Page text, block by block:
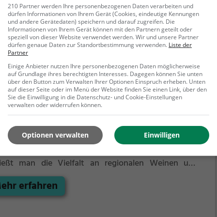
regionale Spezialitäten zu genießen. Egal ob man
auf deftige Hausmannskost oder saftige Steaks hat
dieser einladenden Buschenschank ist für jeden
etwas dabei. Wer das Besondere sucht, wird es
finden. Willkommen in der Buschenschenke
dem Ort, an dem Genuss großgeschrieben
Weingartner Brotbauer
2, 9334 Guttaring
der idyllischen Buschenschenke Weingartner
in Guttaring taucht man ein in eine gemütliche
und spürt das traditionelle Ambiente. Hier
man die Vielfalt an regionalen Weinen und
dazu eine Auswahl an hausgemachten
Ob deftige Brettljause, frisch gebackenes
herzhafte Aufstriche - für jeden Geschmack ist
erfahren
210 Partner werden Ihre personenbezogenen Daten verarbeiten und
dürfen Informationen von Ihrem Gerät (Cookies, eindeutige Kennungen
und andere Gerätedaten) speichern und darauf zugreifen. Die
Informationen von Ihrem Gerät können mit den Partnern geteilt oder
speziell von dieser Website verwendet werden. Wir und unsere Partner
dürfen genaue Daten zur Standortbestimmung verwenden. Liste der
Partner
Einige Anbieter nutzen Ihre personenbezogenen Daten möglicherweise
auf Grundlage ihres berechtigten Interesses. Dagegen können Sie unten
über den Button zum Verwalten Ihrer Optionen Einspruch erheben. Unten
auf dieser Seite oder im Menü der Website finden Sie einen Link, über den
Sie die Einwilligung in die Datenschutz- und Cookie-Einstellungen
verwalten oder widerrufen können.
Einwilligen
Optionen verwalten